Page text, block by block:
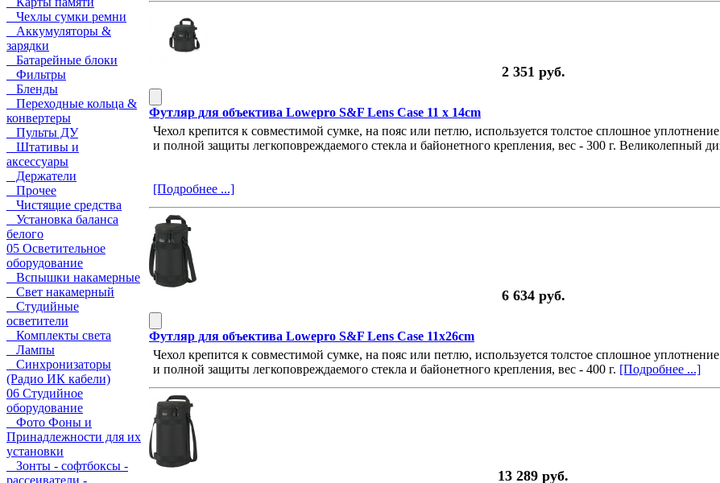
Чехлы сумки ремни
Аккумуляторы &
зарядки
Батарейные блоки
Фильтры
Бленды
Переходные кольца &
конвертеры
Пульты ДУ
Штативы и
аксессуары
Держатели
Прочее
Чистящие средства
Установка баланса
белого
05 Осветительное
оборудование
Вспышки накамерные
Свет накамерный
Студийные
осветители
Комплекты света
Лампы
Синхронизаторы
(Радио ИК кабели)
06 Студийное
оборудование
Фото Фоны и
Принадлежности для их
установки
Зонты - софтбоксы -
рассеиватели -
2 351 руб.
Футляр для объектива Lowepro S&F Lens Case 11 x 14cm
Чехол крепится к совместимой сумке, на пояс или петлю, используется толстое сплошное
и полной защиты легкоповреждаемого стекла и байонетного крепления, вес - 300 г. Великолепный
[Подробнее ...]
6 634 руб.
Футляр для объектива Lowepro S&F Lens Case 11x26cm
Чехол крепится к совместимой сумке, на пояс или петлю, используется толстое сплошное
и полной защиты легкоповреждаемого стекла и байонетного крепления, вес - 400 г. [Подробнее ...]
13 289 руб.